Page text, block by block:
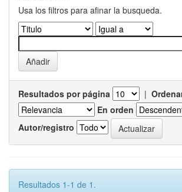
Usa los filtros para afinar la busqueda.
Resultados por página |
En orden
Autor/registro
Resultados 1-1 de 1.